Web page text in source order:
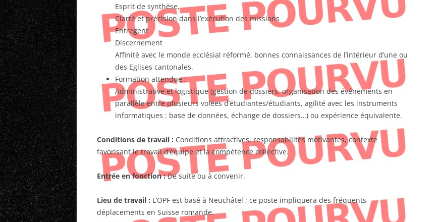
Esprit de synthèse,
Clarté et précision dans l’exécution des missions
Entregent
Discernement
Affinité avec le monde ecclésial réformé, bonnes connaissances de l’intérieur d’une ou
des Eglises cantonales.
Formation attendue :
Administrative et logistique (gestion de dossiers, organisation des événements en
parallèle entre plusieurs volées d’étudiantes/étudiants, agilité avec les instruments
informatiques : base de données, échange de dossiers…) ou expérience équivalente.
Conditions de travail : Conditions attractives, responsabilités motivantes, contexte
favorisant le travail d’équipe et la compétence collective.
Entrée en fonction :De suite ou à convenir.
Lieu de travail : L’OPF est basé à Neuchâtel ; ce poste impliquera des fréquents
déplacements en Suisse romande.